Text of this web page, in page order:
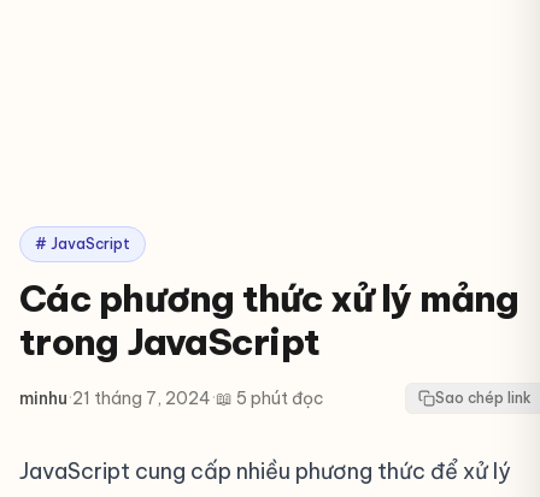
# JavaScript
Các phương thức xử lý mảng
trong JavaScript
minhu·21 tháng 7, 2024·📖 5 phút đọc Sao chép link
JavaScript cung cấp nhiều phương thức để xử lý